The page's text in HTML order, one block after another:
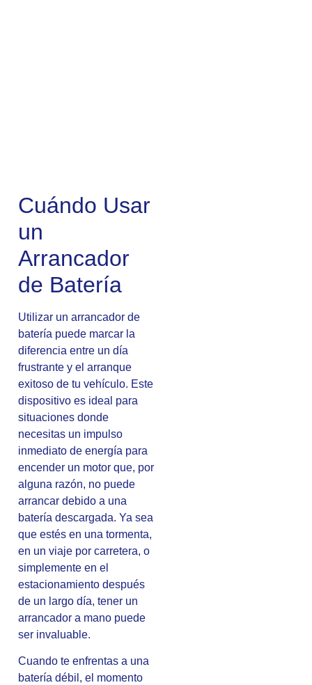
Cuándo Usar
un
Arrancador
de Batería
Utilizar un arrancador de
batería puede marcar la
diferencia entre un día
frustrante y el arranque
exitoso de tu vehículo. Este
dispositivo es ideal para
situaciones donde
necesitas un impulso
inmediato de energía para
encender un motor que, por
alguna razón, no puede
arrancar debido a una
batería descargada. Ya sea
que estés en una tormenta,
en un viaje por carretera, o
simplemente en el
estacionamiento después
de un largo día, tener un
arrancador a mano puede
ser invaluable.
Cuando te enfrentas a una
batería débil, el momento